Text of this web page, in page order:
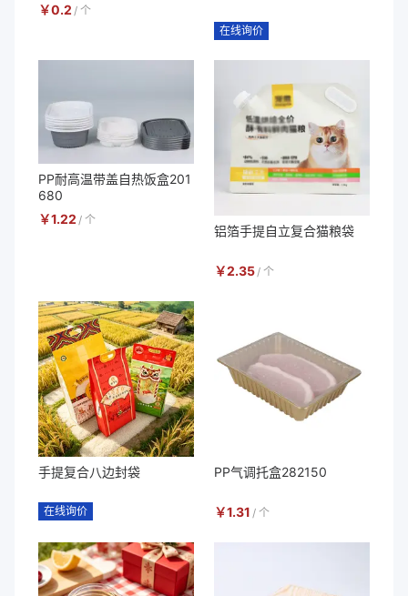
￥0.2 / 个
在线询价
PP耐高温带盖自热饭盒201
680
￥1.22 / 个
铝箔手提自立复合猫粮袋
￥2.35 / 个
手提复合八边封袋
在线询价
PP气调托盒282150
￥1.31 / 个